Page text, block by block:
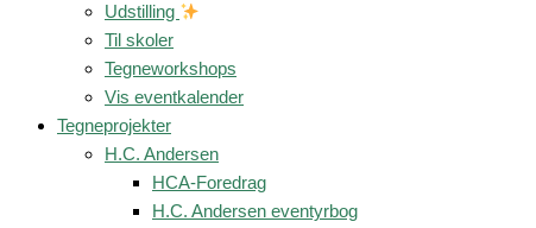
Udstilling
Til skoler
Tegneworkshops
Vis eventkalender
Tegneprojekter
H.C. Andersen
HCA-Foredrag
H.C. Andersen eventyrbog